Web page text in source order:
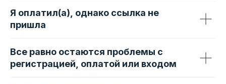
Я оплатил(а), однако ссылка не
пришла
Все равно остаются проблемы с
регистрацией, оплатой или входом